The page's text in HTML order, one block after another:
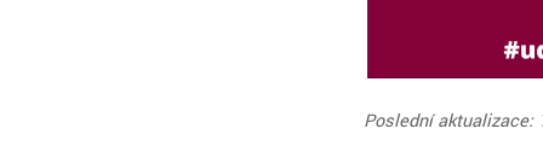
Poslední aktualizace: